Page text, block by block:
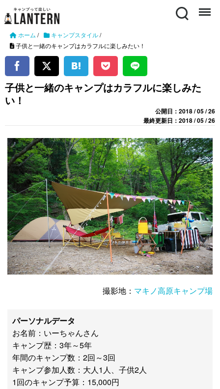
Search Menu
ホーム / キャンプスタイル/
子供と一緒のキャンプはカラフルに楽しみたい！
子供と一緒のキャンプはカラフルに楽しみた
い！
公開日：2018 / 05 / 26
最終更新日：2018 / 05 / 26
撮影地： マキノ高原キャンプ場
パーソナルデータ
お名前：いーちゃんさん
キャンプ歴：3年～5年
年間のキャンプ数：2回～3回
キャンプ参加人数：大人1人、子供2人
1回のキャンプ予算：15,000円